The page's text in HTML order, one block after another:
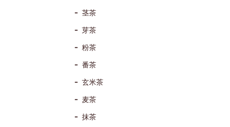
茎茶
芽茶
粉茶
番茶
玄米茶
麦茶
抹茶